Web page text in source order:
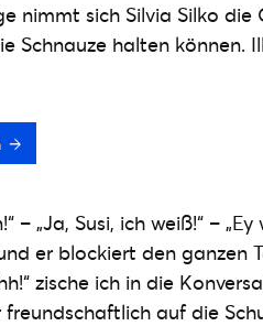
nimmt sich Silvia Silko
Schnauze halten können.
– „Ja, Susi, ich weiß!“ –
er blockiert den ganzen
zische ich in die
freundschaftlich auf die